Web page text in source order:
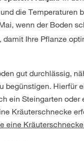
die Temperaturen
wenn der Boden
damit Ihre Pflanze
gut durchlässig,
begünstigen. Hierfür
ein Steingarten
Kräuterschnecke
eine